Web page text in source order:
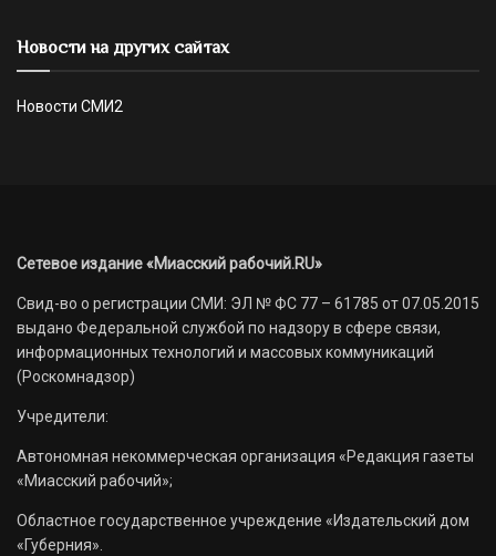
Новости на других сайтах
Новости СМИ2
Сетевое издание «Миасский рабочий.RU»
Свид-во о регистрации СМИ: ЭЛ № ФС 77 – 61785 от 07.05.2015
выдано Федеральной службой по надзору в сфере связи,
информационных технологий и массовых коммуникаций
(Роскомнадзор)
Учредители:
Автономная некоммерческая организация «Редакция газеты
«Миасский рабочий»;
Областное государственное учреждение «Издательский дом
«Губерния».